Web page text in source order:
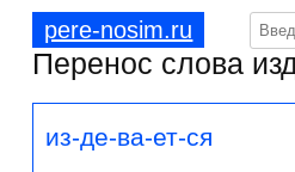
pere-nosim.ru
Перенос слова
из-де-ва-ет-ся